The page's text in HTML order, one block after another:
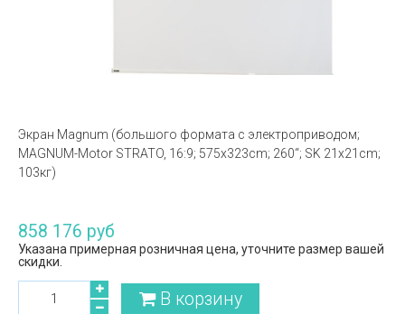
Экран Magnum (большого формата с электроприводом;
MAGNUM-Motor STRATO, 16:9; 575x323cm; 260“; SK 21x21cm;
103кг)
858 176 руб
Указана примерная розничная цена, уточните размер вашей
скидки.
В корзину